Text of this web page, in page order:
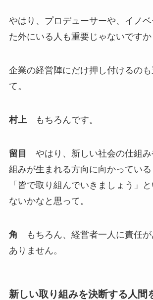
やはり、プロデューサーや、イノ
た外にいる人も重要じゃないですか
企業の経営陣にだけ押し付けるの
て。
村上もちろんです。
留目
やはり、新しい社会の仕組
組みが生まれる方向に向かっている
「皆で取り組んでいきましょう」
ないかなと思って。
角 もちろん、経営者一人に責任が
ありません。
新しい取り組みを決断する人間